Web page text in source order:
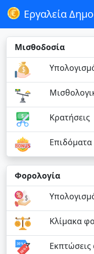
Εργαλεία
Μισθοδοσία
Κρατήσεις
Επιδόματα
Φορολογία
Κλίμακα